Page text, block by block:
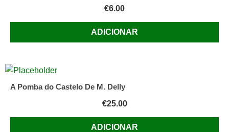
€6.00
ADICIONAR
A Pomba do Castelo De M. Delly
€25.00
ADICIONAR